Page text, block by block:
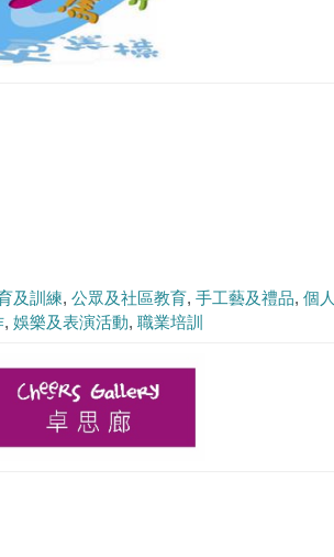
及訓練 公眾及社區教育 手工藝及禮品 個
娛樂及表演活動 職業培訓